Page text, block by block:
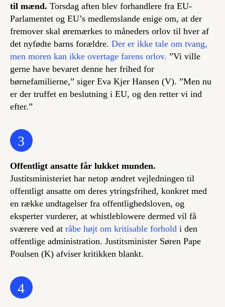
til mænd. Torsdag aften blev forhandlere fra EU-
Parlamentet og EU’s medlemslande enige om, at der
fremover skal øremærkes to måneders orlov til hver af
det nyfødte barns forældre. Der er ikke tale om tvang,
men moren kan ikke overtage farens orlov. ”Vi ville
gerne have bevaret denne her frihed for
børnefamilierne,” siger Eva Kjer Hansen (V). ”Men nu
er der truffet en beslutning i EU, og den retter vi ind
efter.”
3
Offentligt ansatte får lukket munden.
Justitsministeriet har netop ændret vejledningen til
offentligt ansatte om deres ytringsfrihed, konkret med
en række undtagelser fra offentlighedsloven, og
eksperter vurderer, at whistleblowere dermed vil få
sværere ved at råbe højt om kritisable forhold i den
offentlige administration. Justitsminister Søren Pape
Poulsen (K) afviser kritikken blankt.
4